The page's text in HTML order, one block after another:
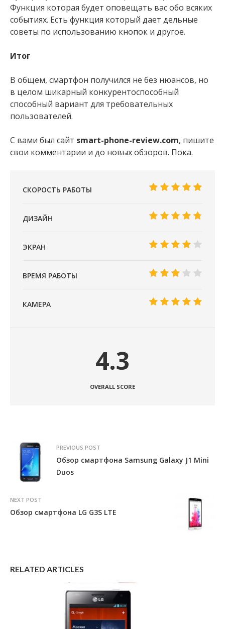
Функция которая будет оповещать вас обо всяких
событиях. Есть функция который дает дельные
советы по использованию кнопок и другое.
Итог
В общем, смартфон получился не без нюансов, но
в целом шикарный конкурентоспособный
способный вариант для требовательных
пользователей.
С вами был сайт smart-phone-review.com, пишите
свои комментарии и до новых обзоров. Пока.
СКОРОСТЬ РАБОТЫ
ДИЗАЙН
ЭКРАН
ВРЕМЯ РАБОТЫ
КАМЕРА
4.3
OVERALL SCORE
PREVIOUS POST
Обзор смартфона Samsung Galaxy J1 Mini
Duos
NEXT POST
Обзор смартфона LG G3S LTE
RELATED ARTICLES